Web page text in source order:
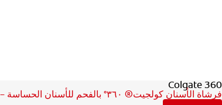
Colgate 360
فرشاة الأسنان كولجيت® ٣٦٠° بالفحم للأسنان الحساسة – ناعمة للغاية (عبوة مزدوجة)